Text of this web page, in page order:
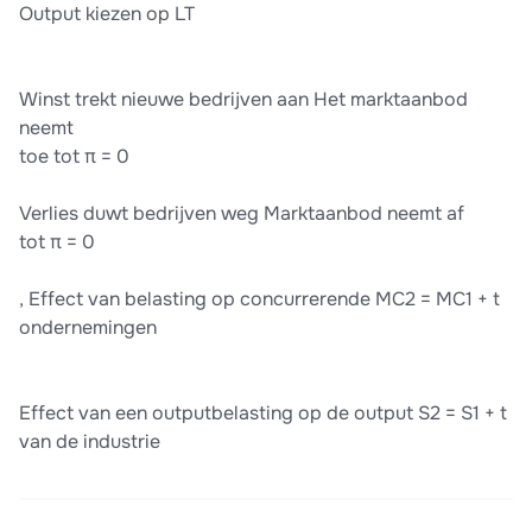
Output kiezen op LT
Winst trekt nieuwe bedrijven aan Het marktaanbod
neemt
toe tot π = 0
Verlies duwt bedrijven weg Marktaanbod neemt af
tot π = 0
, Effect van belasting op concurrerende MC2 = MC1 + t
ondernemingen
Effect van een outputbelasting op de output S2 = S1 + t
van de industrie